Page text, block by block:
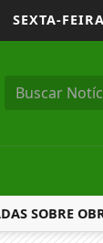
SEXTA-
SOBRE